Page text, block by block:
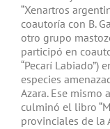
“Xenartros
coautoría con B.
otro grupo
participó en
“Pecarí Labiado”)
especies
Azara. Ese mismo
culminó el libro
provinciales de la